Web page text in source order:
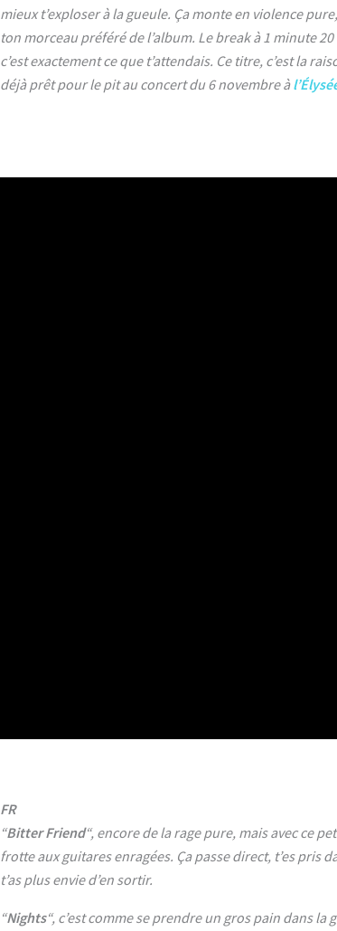
mieux t’exploser à la gueule. Ça monte en violence
ton morceau préféré de l’album. Le break à 1 minute
c’est exactement ce que t’attendais. Ce titre, c’est la
déjà prêt pour le pit au concert du 6 novembre à
FR
“Bitter Friend“, encore de la rage pure, mais avec ce
frotte aux guitares enragées. Ça passe direct, t’es pris
t’as plus envie d’en sortir.
“Nights“, c’est comme se prendre un gros pain dans la